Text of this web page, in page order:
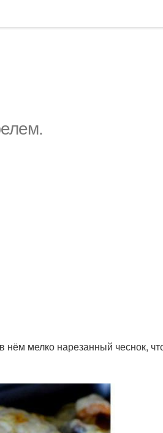
нём мелко нарезанный чеснок,